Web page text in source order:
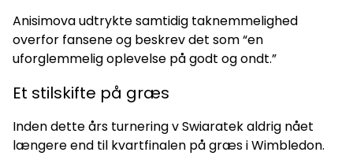
Anisimova udtrykte samtidig taknemmelighed
overfor fansene og beskrev det som “en
uforglemmelig oplevelse på godt og ondt.”
Et stilskifte på græs
Inden dette års turnering v Swiaratek aldrig nået
længere end til kvartfinalen på græs i Wimbledon.